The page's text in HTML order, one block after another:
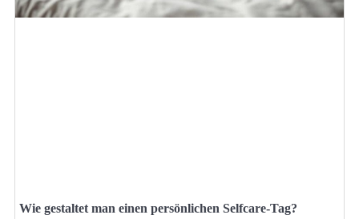
Wie gestaltet man einen persönlichen Selfcare-Tag?